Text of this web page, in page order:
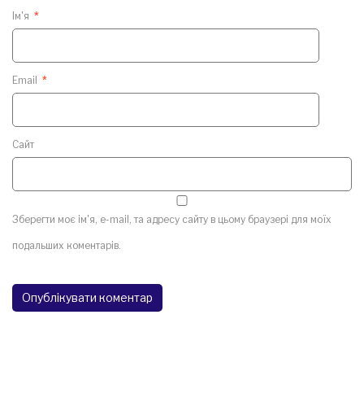
Ім'я *
Email *
Сайт
Зберегти моє ім'я, e-mail, та адресу сайту в цьому браузері для моїх
подальших коментарів.